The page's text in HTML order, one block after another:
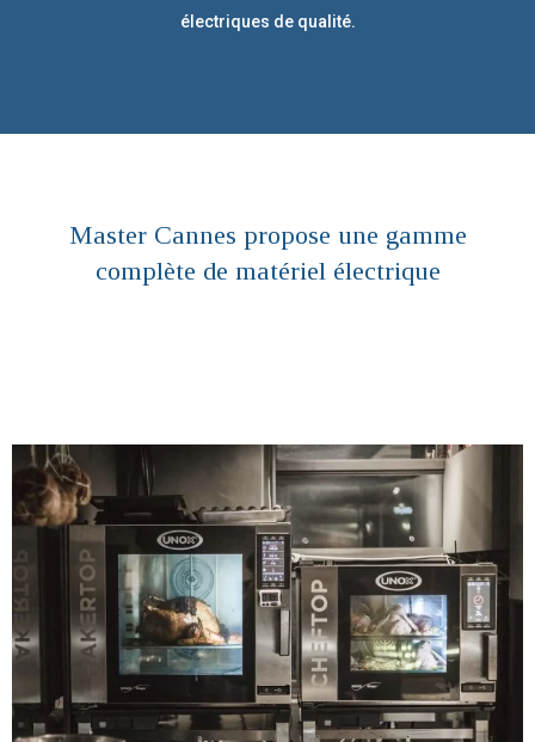
électriques de qualité.
Master Cannes propose une gamme
complète de matériel électrique